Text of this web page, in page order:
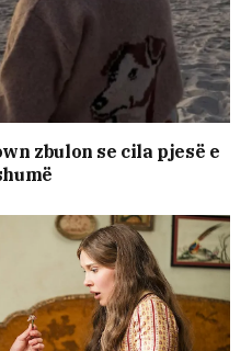
zbulon se cila pjesë e